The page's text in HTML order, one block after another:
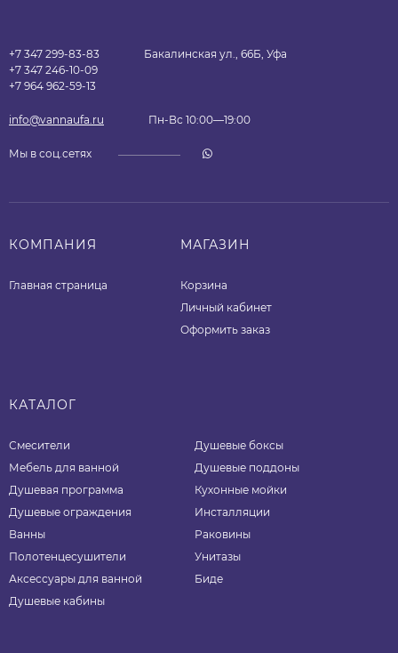
+7 347 299-83-83
+7 347 246-10-09
+7 964 962-59-13
Бакалинская ул., 66Б, Уфа
info@vannaufa.ru Пн-Вс 10:00—19:00
Мы в соц.сетях
КОМПАНИЯ
Главная страница
МАГАЗИН
Корзина
Личный кабинет
Оформить заказ
КАТАЛОГ
Смесители
Мебель для ванной
Душевая программа
Душевые ограждения
Ванны
Полотенцесушители
Аксессуары для ванной
Душевые кабины
Душевые боксы
Душевые поддоны
Кухонные мойки
Инсталляции
Раковины
Унитазы
Биде